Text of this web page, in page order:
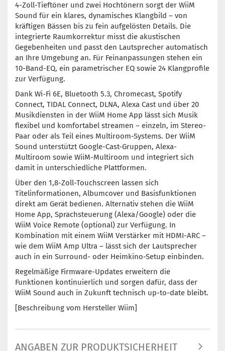
4-Zoll-Tieftöner und zwei Hochtönern sorgt der WiiM
Sound für ein klares, dynamisches Klangbild – von
kräftigen Bässen bis zu fein aufgelösten Details. Die
integrierte Raumkorrektur misst die akustischen
Gegebenheiten und passt den Lautsprecher automatisch
an Ihre Umgebung an. Für Feinanpassungen stehen ein
10-Band-EQ, ein parametrischer EQ sowie 24 Klangprofile
zur Verfügung.
Dank Wi-Fi 6E, Bluetooth 5.3, Chromecast, Spotify
Connect, TIDAL Connect, DLNA, Alexa Cast und über 20
Musikdiensten in der WiiM Home App lässt sich Musik
flexibel und komfortabel streamen – einzeln, im Stereo-
Paar oder als Teil eines Multiroom-Systems. Der WiiM
Sound unterstützt Google-Cast-Gruppen, Alexa-
Multiroom sowie WiiM-Multiroom und integriert sich
damit in unterschiedliche Plattformen.
Über den 1,8-Zoll-Touchscreen lassen sich
Titelinformationen, Albumcover und Basisfunktionen
direkt am Gerät bedienen. Alternativ stehen die WiiM
Home App, Sprachsteuerung (Alexa/Google) oder die
WiiM Voice Remote (optional) zur Verfügung. In
Kombination mit einem WiiM Verstärker mit HDMI-ARC –
wie dem WiiM Amp Ultra – lässt sich der Lautsprecher
auch in ein Surround- oder Heimkino-Setup einbinden.
Regelmäßige Firmware-Updates erweitern die
Funktionen kontinuierlich und sorgen dafür, dass der
WiiM Sound auch in Zukunft technisch up-to-date bleibt.
[Beschreibung vom Hersteller Wiim]
ANGABEN ZUR PRODUKTSICHERHEIT